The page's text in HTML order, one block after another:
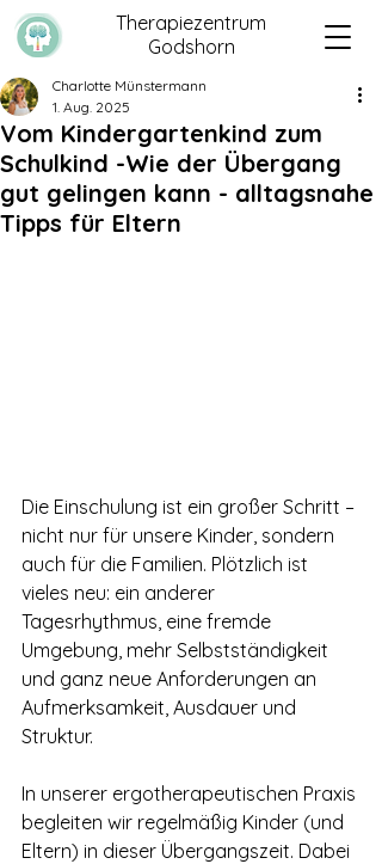
Therapiezentrum
Godshorn
Vom Kindergartenkind zum
Schulkind -Wie der Übergang
gut gelingen kann - alltagsnahe
Tipps für Eltern
Charlotte Münstermann
1. Aug. 2025
Die Einschulung ist ein großer Schritt –
nicht nur für unsere Kinder, sondern
auch für die Familien. Plötzlich ist
vieles neu: ein anderer
Tagesrhythmus, eine fremde
Umgebung, mehr Selbstständigkeit
und ganz neue Anforderungen an
Aufmerksamkeit, Ausdauer und
Struktur.
In unserer ergotherapeutischen Praxis
begleiten wir regelmäßig Kinder (und
Eltern) in dieser Übergangszeit. Dabei